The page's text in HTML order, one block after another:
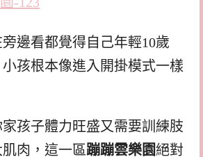
邊看都覺得自己年輕10歲
小孩根本像進入開掛模式一樣
孩子體力旺盛又需要訓練肢
肉，這一區蹦蹦雲樂園絕對